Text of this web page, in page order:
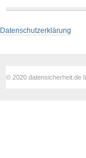
Datenschutzerklärung
© 2020 datensicherheit.de